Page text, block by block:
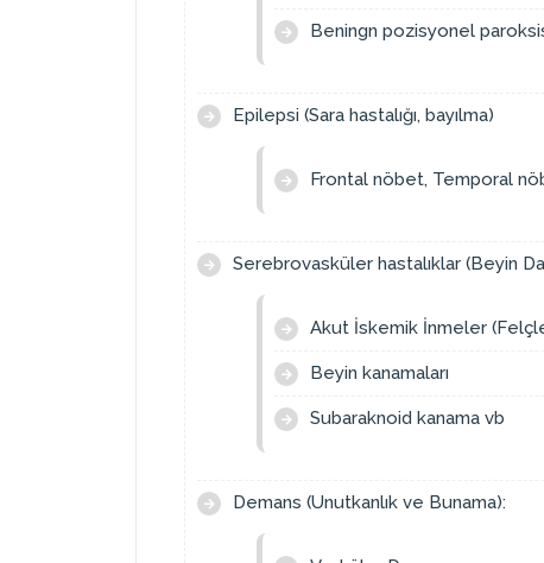
Beningn pozisyonel
Epilepsi (Sara hastalığı, bayılma)
Frontal nöbet, Temporal
Serebrovasküler hastalıklar (Beyin
Akut İskemik İnmeler
Beyin kanamaları
Subaraknoid kanama vb
Demans (Unutkanlık ve Bunama):